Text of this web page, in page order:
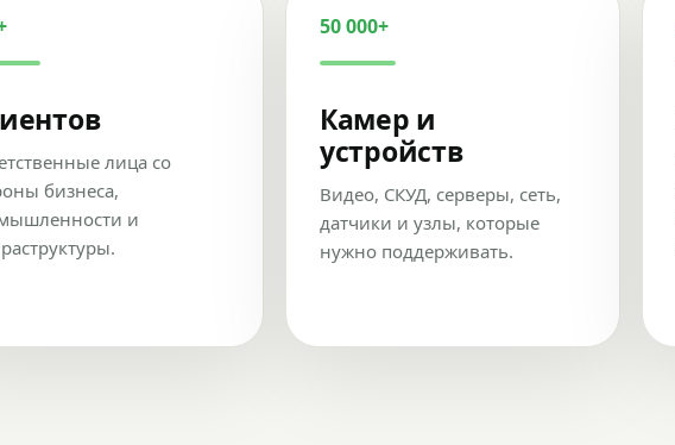
лица со
бизнеса,
и
50 000+
Камер и
устройств
Видео, СКУД, серверы, сеть,
датчики и узлы, которые
нужно поддерживать.